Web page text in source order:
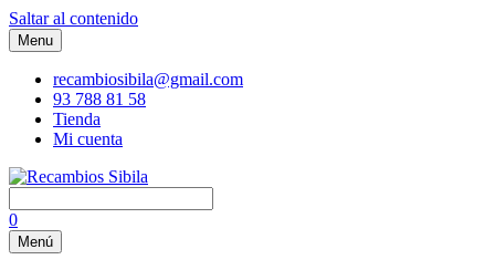
Saltar al contenido
Menu
recambiosibila@gmail.com
93 788 81 58
Tienda
Mi cuenta
0
Menú